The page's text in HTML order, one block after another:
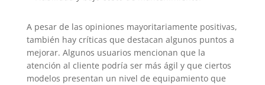
A pesar de las opiniones mayoritariamente positivas,
también hay críticas que destacan algunos puntos a
mejorar. Algunos usuarios mencionan que la
atención al cliente podría ser más ágil y que ciertos
modelos presentan un nivel de equipamiento que